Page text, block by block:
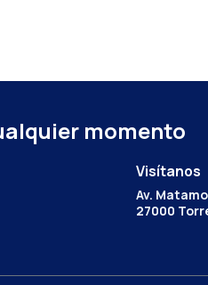
momento
Visítanos
Av.
27000